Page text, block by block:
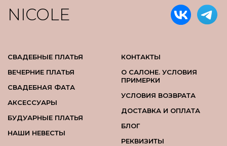
NICOLE
СВАДЕБНЫЕ ПЛАТЬЯ
ВЕЧЕРНИЕ ПЛАТЬЯ
СВАДЕБНАЯ ФАТА
АКСЕССУАРЫ
БУДУАРНЫЕ ПЛАТЬЯ
НАШИ НЕВЕСТЫ
КОНТАКТЫ
О САЛОНЕ. УСЛОВИЯ
ПРИМЕРКИ
УСЛОВИЯ ВОЗВРАТА
ДОСТАВКА И ОПЛАТА
БЛОГ
РЕКВИЗИТЫ